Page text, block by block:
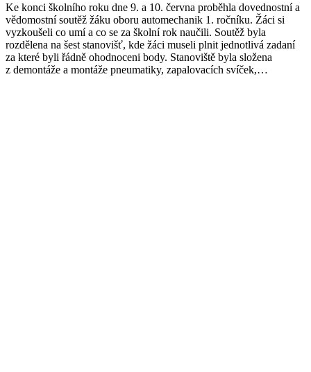
Ke konci školního roku dne 9. a 10. června proběhla dovednostní a
vědomostní soutěž žáku oboru automechanik 1. ročníku. Žáci si
vyzkoušeli co umí a co se za školní rok naučili. Soutěž byla
rozdělena na šest stanovišť, kde žáci museli plnit jednotlivá zadaní
za které byli řádně ohodnoceni body. Stanoviště byla složena
z demontáže a montáže pneumatiky, zapalovacích svíček,…